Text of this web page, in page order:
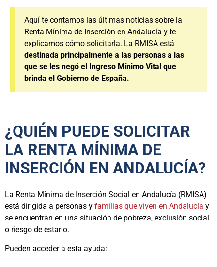
Aquí te contamos las últimas noticias sobre la
Renta Mínima de Inserción en Andalucía y te
explicamos cómo solicitarla. La RMISA está
destinada principalmente a las personas a las
que se les negó el Ingreso Mínimo Vital que
brinda el Gobierno de España.
¿QUIÉN PUEDE SOLICITAR
LA RENTA MÍNIMA DE
INSERCIÓN EN ANDALUCÍA?
La Renta Mínima de Inserción Social en Andalucía (RMISA)
está dirigida a personas y familias que viven en Andalucía y
se encuentran en una situación de pobreza, exclusión social
o riesgo de estarlo.
Pueden acceder a esta ayuda: